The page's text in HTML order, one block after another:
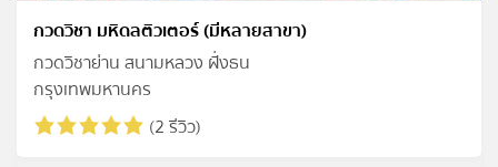
กวดวิชา มหิดลติวเตอร์‎ (มีหลายสาขา)
กวดวิชาย่าน สนามหลวง ฝั่งธน
กรุงเทพมหานคร
(2 รีวิว)